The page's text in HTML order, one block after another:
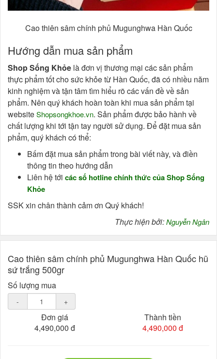
Cao thiên sâm chính phủ Mugunghwa Hàn Quốc
Hướng dẫn mua sản phẩm
Shop Sống Khỏe là đơn vị thương mại các sản phẩm
thực phẩm tốt cho sức khỏe từ Hàn Quốc, đã có nhiều năm
kinh nghiệm và tận tâm tìm hiểu rõ các vấn đề về sản
phẩm. Nên quý khách hoàn toàn khi mua sản phẩm tại
websiteShopsongkhoe.vn. Sản phẩm được bảo hành về
chất lượng khi tới tận tay người sử dụng. Để đặt mua sản
phẩm, quý khách có thể:
Bấm đặt mua sản phẩm trong bài viết này, và điền
thông tin theo hướng dẫn
Liên hệ tới các số hotline chính thức của Shop Sống
Khỏe
SSK xin chân thành cảm ơn Quý khách!
Thực hiện bởi:Nguyễn Ngân
Cao thiên sâm chính phủ Mugunghwa Hàn Quốc hũ
sứ trắng 500gr
Số lượng mua
- +
Đơn giá
4,490,000 đ
Thành tiền
4,490,000 đ